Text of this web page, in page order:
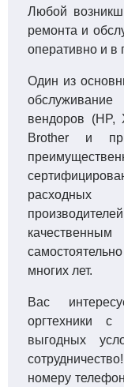
Любой
ремонта и
оперативно и в
Один из
вендоров (HP,
Brother и
расходных
многих лет.
Вас
оргтехники
выгодных
номеру